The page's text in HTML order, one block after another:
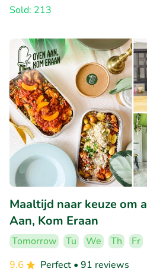
Sold: 213
Maaltijd naar keuze om
Aan, Kom Eraan
Tomorrow Tu We Th
Fr
9.6
Perfect • 91 reviews